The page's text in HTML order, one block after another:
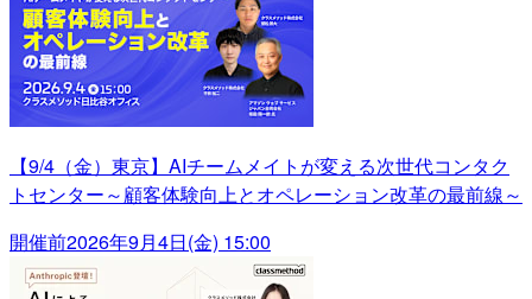
【9/4（金）東京】AIチームメイトが変える次世代コンタク
トセンター～顧客体験向上とオペレーション改革の最前線～
開催前2026年9月4日(金) 15:00